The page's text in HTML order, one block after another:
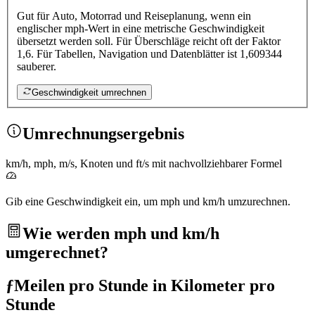
Gut für Auto, Motorrad und Reiseplanung, wenn ein
englischer mph-Wert in eine metrische Geschwindigkeit
übersetzt werden soll. Für Überschläge reicht oft der Faktor
1,6. Für Tabellen, Navigation und Datenblätter ist 1,609344
sauberer.
Geschwindigkeit umrechnen
Umrechnungsergebnis
km/h, mph, m/s, Knoten und ft/s mit nachvollziehbarer Formel
Gib eine Geschwindigkeit ein, um mph und km/h umzurechnen.
Wie werden mph und km/h
umgerechnet?
ƒMeilen pro Stunde in Kilometer pro
Stunde